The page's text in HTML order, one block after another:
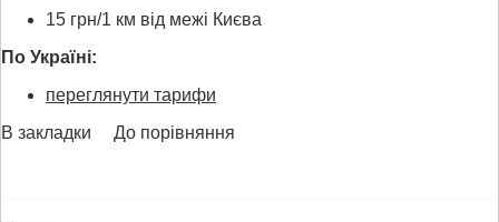
15 грн/1 км від межі Києва
По Україні:
переглянути тарифи
В закладки
До порівняння